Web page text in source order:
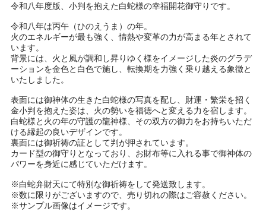
令和八年度版、小判を抱えた白蛇様の幸福開花御守りです。
令和八年は丙午（ひのえうま）の年。
火のエネルギーが最も強く、情熱や変革の力が高まる年とされて
います。
背景には、火と風が調和し昇りゆく様をイメージした炎のグラデ
ーションを金色と白色で施し、転換期を力強く乗り越える象徴と
いたしました。
表面には御神体の生きた白蛇様の写真を配し、財運・繁栄を招く
金小判を抱えた姿は、火の勢いを福徳へと変える力を宿します。
白蛇様と火の年の守護の龍神様、その双方の御力をお持ちいただ
ける縁起の良いデザインです。
裏面には御祈祷の証として判が押されています。
カード型の御守りとなっており、お財布等に入れる事で御神体の
パワーを身近に感じていただけます。
※白蛇弁財天にて特別な御祈祷をして発送致します。
※数に限りがございますので、売り切れの際はご容赦ください。
※サンプル画像はイメージです。